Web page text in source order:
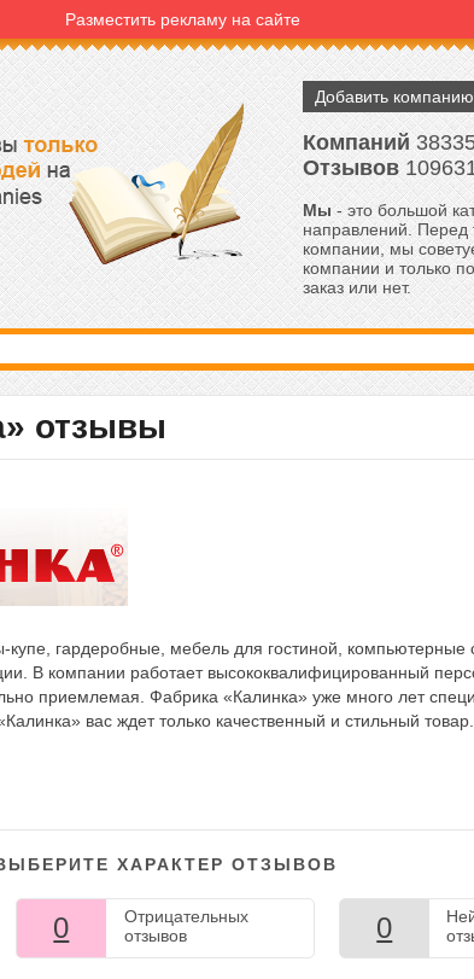
Разместить рекламу на сайте
Добавить компанию
Компаний
Отзывов
Мы- это большой
направлений. Перед
компании, мы
компании и только
заказ или нет.
отзывы
гардеробные, мебель для гостиной, компьютерные
В компании работает высококвалифицированный
приемлемая. Фабрика «Калинка» уже много лет
вас ждет только качественный и стильный товар.
ХАРАКТЕР ОТЗЫВОВ
0
Отрицательных
отзывов
0